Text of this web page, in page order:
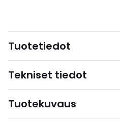
Tuotetiedot
Tekniset tiedot
Tuotekuvaus